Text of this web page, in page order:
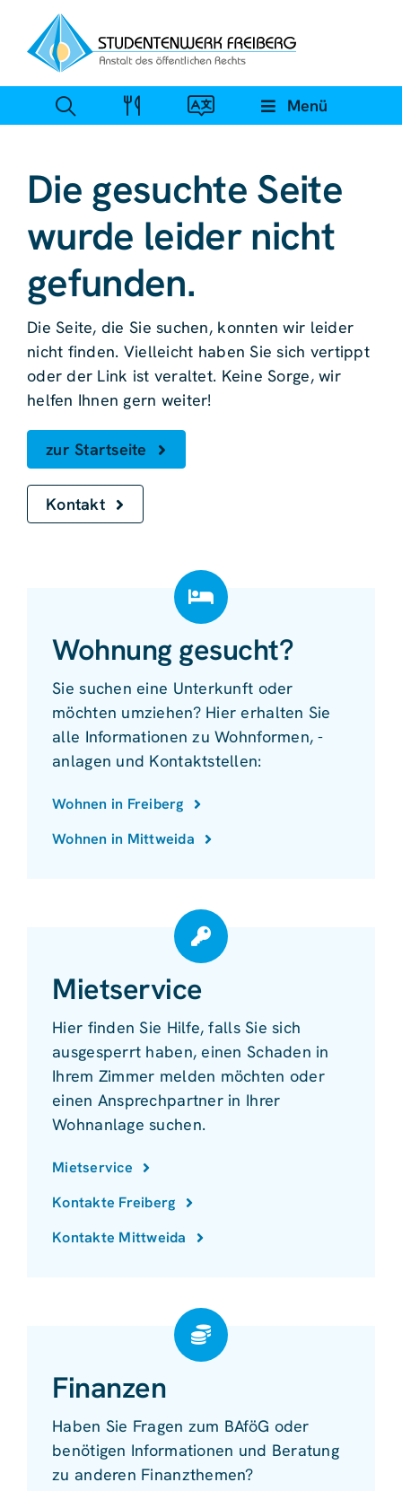
Inhalt
springen
Menü
Die gesuchte Seite
wurde leider nicht
gefunden.
Die Seite, die Sie suchen, konnten wir leider
nicht finden. Vielleicht haben Sie sich vertippt
oder der Link ist veraltet. Keine Sorge, wir
helfen Ihnen gern weiter!
zur Startseite
Kontakt
Wohnung gesucht?
Sie suchen eine Unterkunft oder
möchten umziehen? Hier erhalten Sie
alle Informationen zu Wohnformen, -
anlagen und Kontaktstellen:
Wohnen in Freiberg
Wohnen in Mittweida
Mietservice
Hier finden Sie Hilfe, falls Sie sich
ausgesperrt haben, einen Schaden in
Ihrem Zimmer melden möchten oder
einen Ansprechpartner in Ihrer
Wohnanlage suchen.
Mietservice
Kontakte Freiberg
Kontakte Mittweida
Finanzen
Haben Sie Fragen zum BAföG oder
benötigen Informationen und Beratung
zu anderen Finanzthemen?